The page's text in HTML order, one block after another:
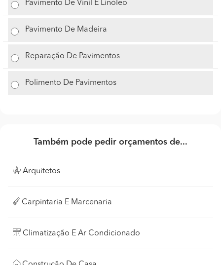
Pavimento De Vinil E Linóleo
Pavimento De Madeira
Reparação De Pavimentos
Polimento De Pavimentos
Também pode pedir orçamentos de...
Arquitetos
Carpintaria E Marcenaria
Climatização E Ar Condicionado